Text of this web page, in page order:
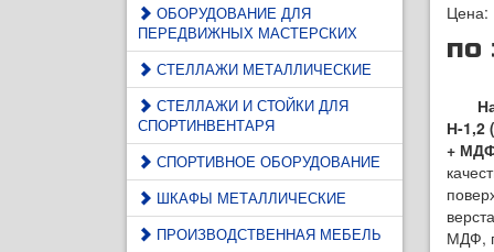
ОБОРУДОВАНИЕ ДЛЯ
ПЕРЕДВИЖНЫХ МАСТЕРСКИХ
СТЕЛЛАЖИ МЕТАЛЛИЧЕСКИЕ
СТЕЛЛАЖИ И СТОЙКИ ДЛЯ
СПОРТИНВЕНТАРЯ
СПОРТИВНОЕ ОБОРУДОВАНИЕ
ШКАФЫ МЕТАЛЛИЧЕСКИЕ
ПРОИЗВОДСТВЕННАЯ МЕБЕЛЬ
Цена:
по
Н-1,2
+
МДФ,